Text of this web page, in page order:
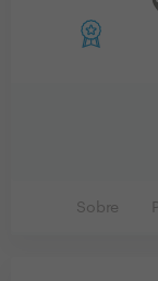
Sobre